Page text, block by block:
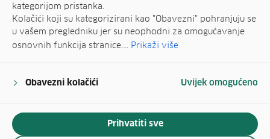
kategorijom pristanka.
Kolačići koji su kategorizirani kao "Obavezni" pohranjuju se
u vašem pregledniku jer su neophodni za omogućavanje
osnovnih funkcija stranice.... Prikaži više
Obavezni kolačići Uvijek omogućeno
Prihvatiti sve